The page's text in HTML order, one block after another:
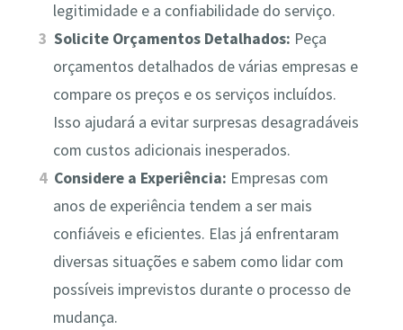
legitimidade e a confiabilidade do serviço.
Solicite Orçamentos Detalhados: Peça
orçamentos detalhados de várias empresas e
compare os preços e os serviços incluídos.
Isso ajudará a evitar surpresas desagradáveis
com custos adicionais inesperados.
Considere a Experiência: Empresas com
anos de experiência tendem a ser mais
confiáveis e eficientes. Elas já enfrentaram
diversas situações e sabem como lidar com
possíveis imprevistos durante o processo de
mudança.